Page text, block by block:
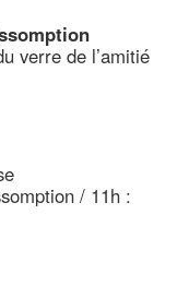
verre de l’amitié
/ 11h :